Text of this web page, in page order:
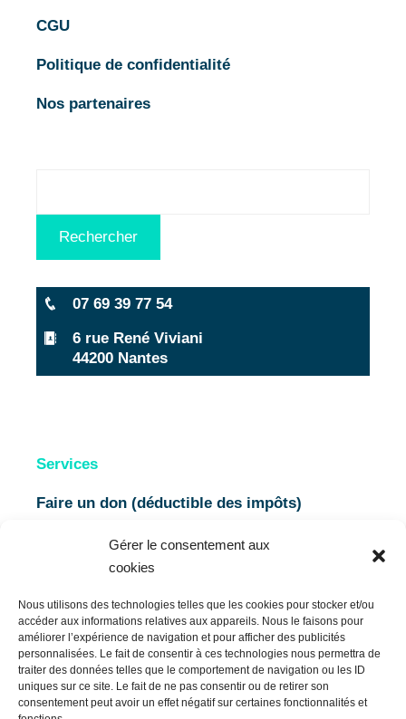
Gérer le consentement aux
cookies
Nous utilisons des technologies telles que les cookies pour stocker et/ou
accéder aux informations relatives aux appareils. Nous le faisons pour
améliorer l’expérience de navigation et pour afficher des publicités
personnalisées. Le fait de consentir à ces technologies nous permettra de
traiter des données telles que le comportement de navigation ou les ID
uniques sur ce site. Le fait de ne pas consentir ou de retirer son
consentement peut avoir un effet négatif sur certaines fonctionnalités et
CGU
Politique de confidentialité
Nos partenaires
Rechercher
07 69 39 77 54
6 rue René Viviani
44200 Nantes
Services
Faire un don (déductible des impôts)
Apprendre l’anglais
Newsletter
Publicité
Nous contacter